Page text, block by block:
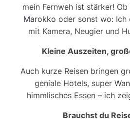
mein Fernweh ist stärker! Ob
Marokko oder sonst wo: Ich
mit Kamera, Neugier und
Kleine Auszeiten,
Auch kurze Reisen bringen
geniale Hotels, super
himmlisches Essen – ich
Brauchst du